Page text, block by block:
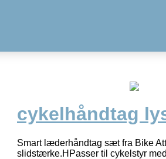
cykelhåndtag
Smart læderhåndtag sæt fra Bike
slidstærke.HPasser til cykelstyr